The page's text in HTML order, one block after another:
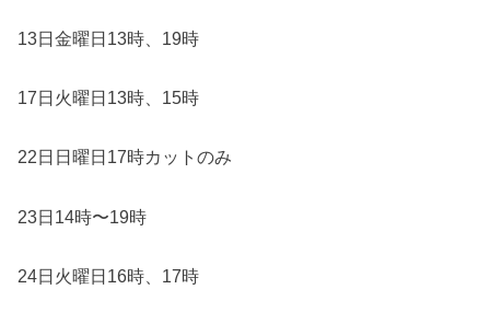
13日金曜日13時、19時
17日火曜日13時、15時
22日日曜日17時カットのみ
23日14時〜19時
24日火曜日16時、17時